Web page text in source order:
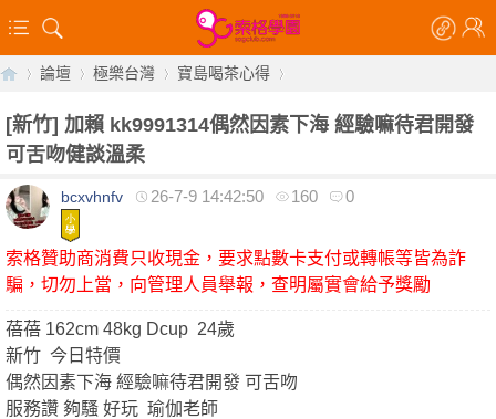
索
»
論壇
›
極樂台灣 寶島喝茶心得
[新竹] 加賴 kk9991314偶然因素下海 經驗嘛待君開發
可舌吻健談溫柔
bcxvhnfv 26-7-9 14:42:50 160 0
索格贊助商消費只收現金，要求點數卡支付或轉帳等皆為詐
騙，切勿上當，向管理人員舉報，查明屬實會給予獎勵
蓓蓓 162cm 48kg Dcup 24歲
新竹 今日特價
偶然因素下海 經驗嘛待君開發 可舌吻
服務讚 夠騷 好玩 瑜伽老師